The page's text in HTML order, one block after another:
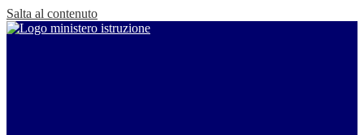
Salta al contenuto